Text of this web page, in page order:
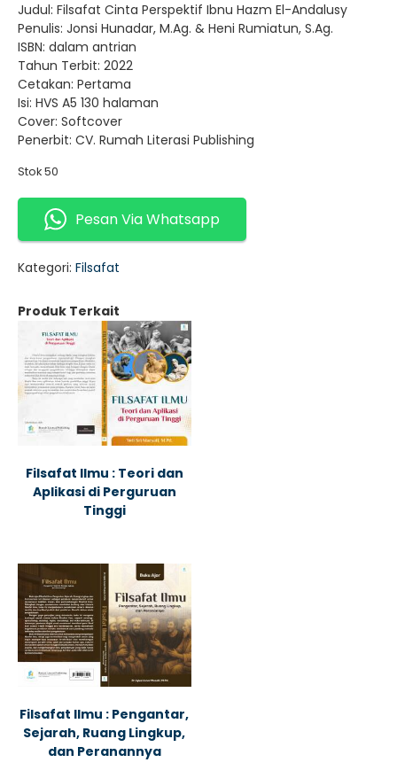
Judul: Filsafat Cinta Perspektif Ibnu Hazm El-Andalusy
Penulis: Jonsi Hunadar, M.Ag. & Heni Rumiatun, S.Ag.
ISBN: dalam antrian
Tahun Terbit: 2022
Cetakan: Pertama
Isi: HVS A5 130 halaman
Cover: Softcover
Penerbit: CV. Rumah Literasi Publishing
Stok 50
Pesan Via Whatsapp
Kategori: Filsafat
Produk Terkait
Filsafat Ilmu : Teori dan
Aplikasi di Perguruan
Tinggi
Filsafat Ilmu : Pengantar,
Sejarah, Ruang Lingkup,
dan Peranannya